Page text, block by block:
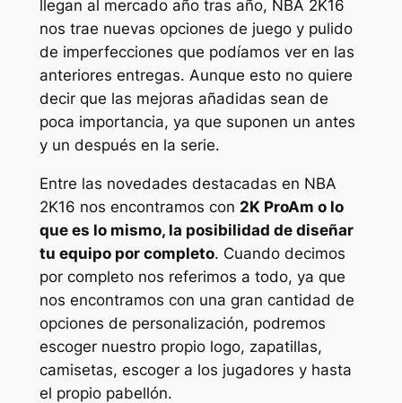
llegan al mercado año tras año, NBA 2K16
nos trae nuevas opciones de juego y pulido
de imperfecciones que podíamos ver en las
anteriores entregas. Aunque esto no quiere
decir que las mejoras añadidas sean de
poca importancia, ya que suponen un antes
y un después en la serie.
Entre las novedades destacadas en NBA
2K16 nos encontramos con 2K ProAm o lo
que es lo mismo, la posibilidad de diseñar
tu equipo por completo. Cuando decimos
por completo nos referimos a todo, ya que
nos encontramos con una gran cantidad de
opciones de personalización, podremos
escoger nuestro propio logo, zapatillas,
camisetas, escoger a los jugadores y hasta
el propio pabellón.